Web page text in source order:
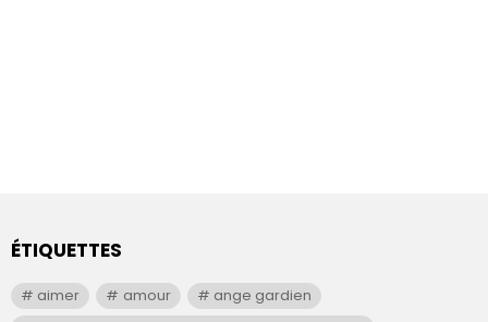
ÉTIQUETTES
aimer amour
ange gardien